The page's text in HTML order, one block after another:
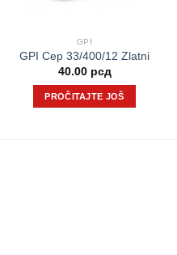
GPI
GPI Cep 33/400/12 Zlatni
40.00 рсд
PROČITAJTE JOŠ